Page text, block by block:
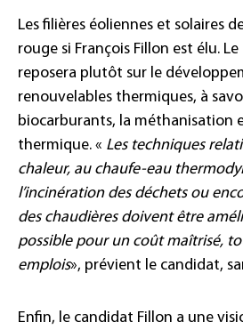
Les filières éoliennes et solaires
rouge si François Fillon est élu.
reposera plutôt sur le
renouvelables thermiques, à
biocarburants, la méthanisation
thermique. « Les techniques
chaleur, au chaufe-eau
l’incinération des déchets ou
des chaudières doivent être
possible pour un coût maîtrisé,
emplois», prévient le candidat,
Enfin, le candidat Fillon a une